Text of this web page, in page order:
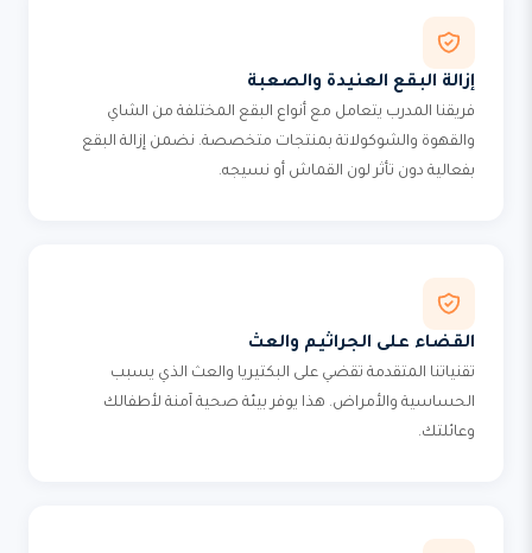
إزالة البقع العنيدة والصعبة
فريقنا المدرب يتعامل مع أنواع البقع المختلفة من الشاي
والقهوة والشوكولاتة بمنتجات متخصصة. نضمن إزالة البقع
بفعالية دون تأثر لون القماش أو نسيجه.
القضاء على الجراثيم والعث
تقنياتنا المتقدمة تقضي على البكتيريا والعث الذي يسبب
الحساسية والأمراض. هذا يوفر بيئة صحية آمنة لأطفالك
وعائلتك.